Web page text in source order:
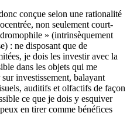
conçue selon une rationalité
non seulement court-
» (intrinsèquement
: ne disposant que de
je dois les investir avec la
dans les objets qui me
investissement, balayant
auditifs et olfactifs de façon
ce que je dois y esquiver
en tirer comme bénéfices